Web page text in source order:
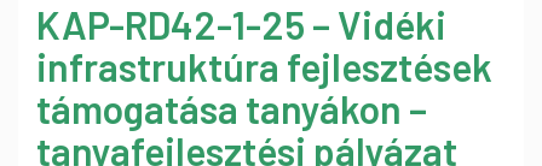
KAP-RD42-1-25 – Vidéki
infrastruktúra fejlesztések
támogatása tanyákon –
tanyafejlesztési pályázat